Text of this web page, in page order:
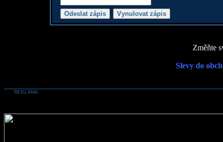
Změňte
Slevy do
REKLAMA